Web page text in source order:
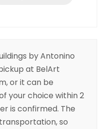
by Antonino
at BelArt
or it can be
your choice within 2
is confirmed. The
so